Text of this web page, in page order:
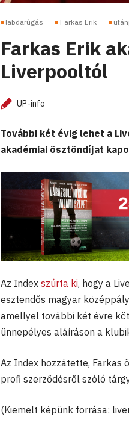
labdarúgás Farkas Erik
Farkas Erik
Liverpooltól
UP-info
További két évig lehet a
akadémiai ösztöndíjat
Az Index szúrta ki, hogy a
esztendős magyar
amellyel további két évre
ünnepélyes aláíráson a
Az Index hozzátette, Farkas
profi szerződésről szóló
(Kiemelt képünk forrása: